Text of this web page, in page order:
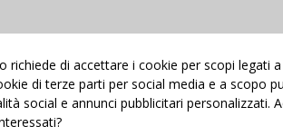
Nuovo
richiede di accettare i cookie per scopi legati
di terze parti per social media e a scopo
social e annunci pubblicitari personalizzati.